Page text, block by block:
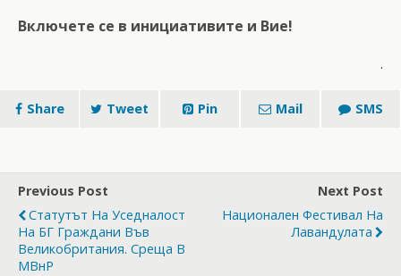
Включете се в инициативите и Вие!
.
Share Tweet Pin Mail SMS
Previous Post
Статутът На Уседналост
На БГ Граждани Във
Великобритания. Среща В
МВнР
Next Post
Национален Фестивал На
Лавандулата